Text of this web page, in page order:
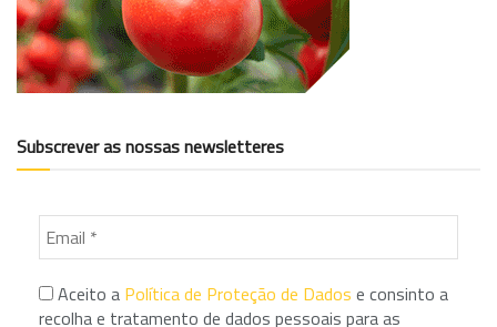
Subscrever as nossas newsletteres
Aceito a Política de Proteção de Dados e consinto a
recolha e tratamento de dados pessoais para as